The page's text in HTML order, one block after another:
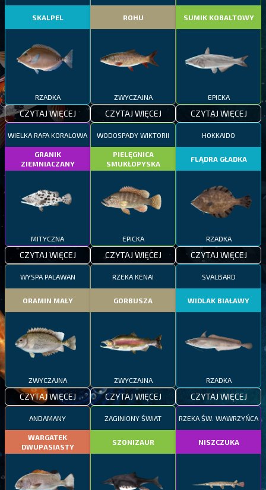
SKALPEL
RZADKA
CZYTAJ WIĘCEJ
ROHU
ZWYCZAJNA
CZYTAJ WIĘCEJ
SUMIK KOBALTOWY
EPICKA
CZYTAJ WIĘCEJ
WIELKA RAFA KORALOWA
GRANIK
ZIEMNIACZANY
MITYCZNA
CZYTAJ WIĘCEJ
WODOSPADY WIKTORII
PIELĘGNICA
SMUKŁOPYSKA
EPICKA
CZYTAJ WIĘCEJ
HOKKAIDO
FLĄDRA GŁADKA
RZADKA
CZYTAJ WIĘCEJ
WYSPA PALAWAN
ORAMIN MAŁY
ZWYCZAJNA
CZYTAJ WIĘCEJ
RZEKA KENAI
GORBUSZA
ZWYCZAJNA
CZYTAJ WIĘCEJ
SVALBARD
WIDLAK BIAŁAWY
RZADKA
CZYTAJ WIĘCEJ
ANDAMANY
WARGATEK
DWUPASIASTY
ZAGINIONY ŚWIAT
SZONIZAUR
RZEKA ŚW. WAWRZYŃCA
NISZCZUKA